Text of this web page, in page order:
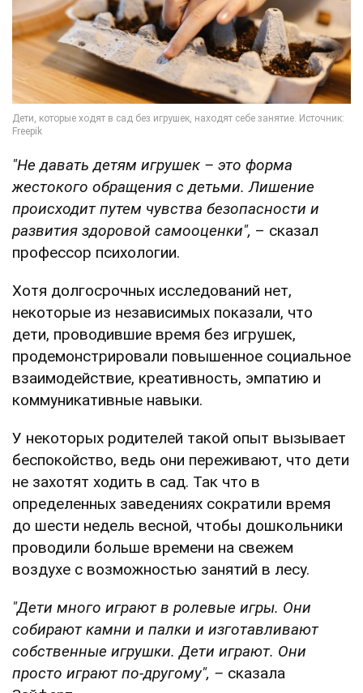
"Не давать детям игрушек – это форма
жестокого обращения с детьми. Лишение
происходит путем чувства безопасности и
развития здоровой самооценки", – сказал
профессор психологии.
Хотя долгосрочных исследований нет,
некоторые из независимых показали, что
дети, проводившие время без игрушек,
продемонстрировали повышенное социальное
взаимодействие, креативность, эмпатию и
коммуникативные навыки.
У некоторых родителей такой опыт вызывает
беспокойство, ведь они переживают, что дети
не захотят ходить в сад. Так что в
определенных заведениях сократили время
до шести недель весной, чтобы дошкольники
проводили больше времени на свежем
воздухе с возможностью занятий в лесу.
"Дети много играют в ролевые игры. Они
собирают камни и палки и изготавливают
собственные игрушки. Дети играют. Они
просто играют по-другому", – сказала